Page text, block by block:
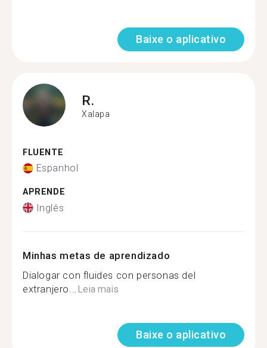
Baixe o aplicativo
R.
Xalapa
FLUENTE
Espanhol
APRENDE
Inglês
Minhas metas de aprendizado
Dialogar con fluides con personas del
extranjero... Leia mais
Baixe o aplicativo